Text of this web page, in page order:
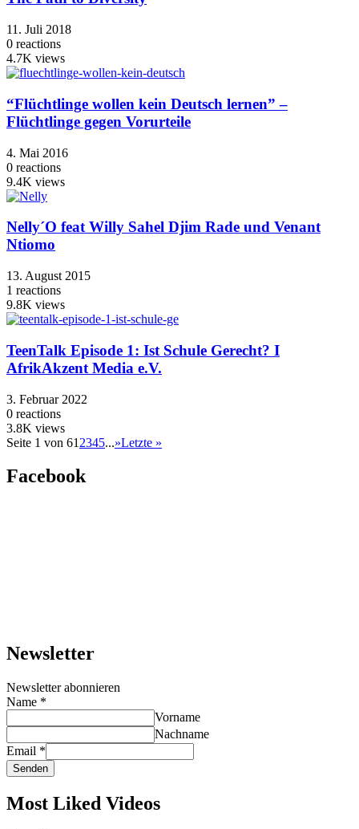
11. Juli 2018
0 reactions
4.7K views
“Flüchtlinge wollen kein Deutsch lernen” –
Flüchtlinge gegen Vorurteile
4. Mai 2016
0 reactions
9.4K views
Nelly´O feat Willy Sahel Djim Rade und Venant
Ntiomo
13. August 2015
1 reactions
9.8K views
TeenTalk Episode 1: Ist Schule Gerecht? I
AfrikAkzent Media e.V.
3. Februar 2022
0 reactions
3.8K views
Seite 1 von 61 2345...»Letzte »
Facebook
Newsletter
Newsletter abonnieren
Name *
Vorname
Nachname
Email *
Senden
Most Liked Videos